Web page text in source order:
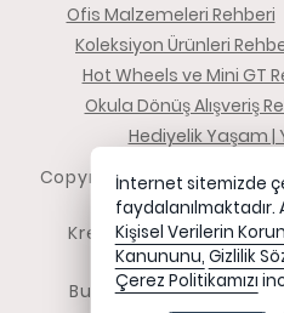
Ofis Malzemeleri Rehberi
Koleksiyon Ürünleri
Hot Wheels ve Mini GT
Okula Dönüş Alışveriş
Hediyelik Yaşam
Copyright 2026
Kredi kartı bilgileriniz
Bu site AKINSOFT E-
İnternet sitemizde
faydalanılmaktadır.
Kişisel Verilerin
Kanununu, Gizlilik
Çerez Politikamızı